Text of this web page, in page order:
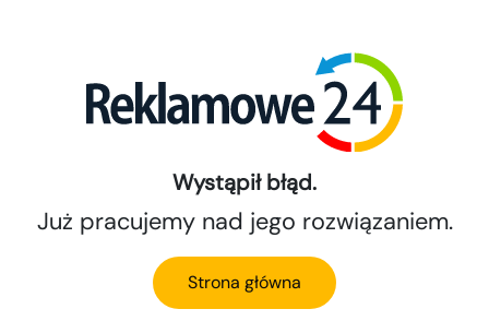
Wystąpił błąd.
Już pracujemy nad jego rozwiązaniem.
Strona główna